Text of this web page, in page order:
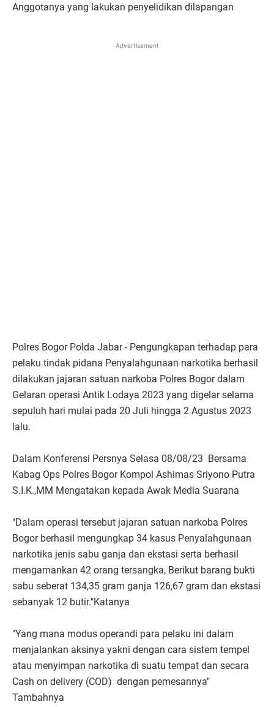
Anggotanya yang lakukan penyelidikan dilapangan
Advertisement
Polres Bogor Polda Jabar - Pengungkapan terhadap para
pelaku tindak pidana Penyalahgunaan narkotika berhasil
dilakukan jajaran satuan narkoba Polres Bogor dalam
Gelaran operasi Antik Lodaya 2023 yang digelar selama
sepuluh hari mulai pada 20 Juli hingga 2 Agustus 2023
lalu.
Dalam Konferensi Persnya Selasa 08/08/23 Bersama
Kabag Ops Polres Bogor Kompol Ashimas Sriyono Putra
S.I.K.,MM Mengatakan kepada Awak Media Suarana
"Dalam operasi tersebut jajaran satuan narkoba Polres
Bogor berhasil mengungkap 34 kasus Penyalahgunaan
narkotika jenis sabu ganja dan ekstasi serta berhasil
mengamankan 42 orang tersangka, Berikut barang bukti
sabu seberat 134,35 gram ganja 126,67 gram dan ekstasi
sebanyak 12 butir."Katanya
"Yang mana modus operandi para pelaku ini dalam
menjalankan aksinya yakni dengan cara sistem tempel
atau menyimpan narkotika di suatu tempat dan secara
Cash on delivery (COD) dengan pemesannya"
Tambahnya